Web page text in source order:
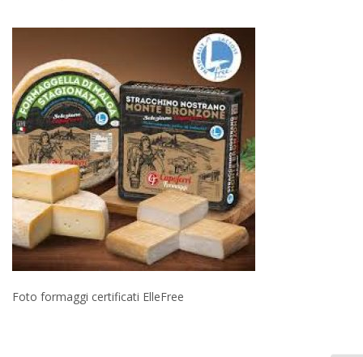
Foto formaggi certificati ElleFree